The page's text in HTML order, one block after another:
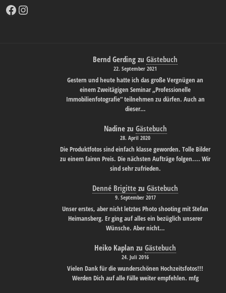
Facebook
Instagram
Bernd Gerding zuGästebuch
22. September 2021
Gestern und heute hatte ich das große Vergnügen an
einem Zweitägigen Seminar „Professionelle
Immobilienfotografie“ teilnehmen zu dürfen. Auch an
dieser…
Nadinezu Gästebuch
28. April 2020
Die Produktfotos sind einfach klasse geworden. Tolle Bilder
zu einem fairen Preis. Die nächsten Aufträge folgen.... Wir
sind sehr zufrieden.
Denné Brigitte zuGästebuch
9. September 2017
Unser erstes, aber nicht letztes Photo shooting mit Stefan
Heimansberg. Er ging auf alles ein bezüglich unserer
Wünsche. Aber nicht…
Heiko Kaplan zuGästebuch
24. Juli 2016
Vielen Dank für die wunderschönen Hochzeitsfotos!!!
Werden Dich auf alle Fälle weiter empfehlen. mfg